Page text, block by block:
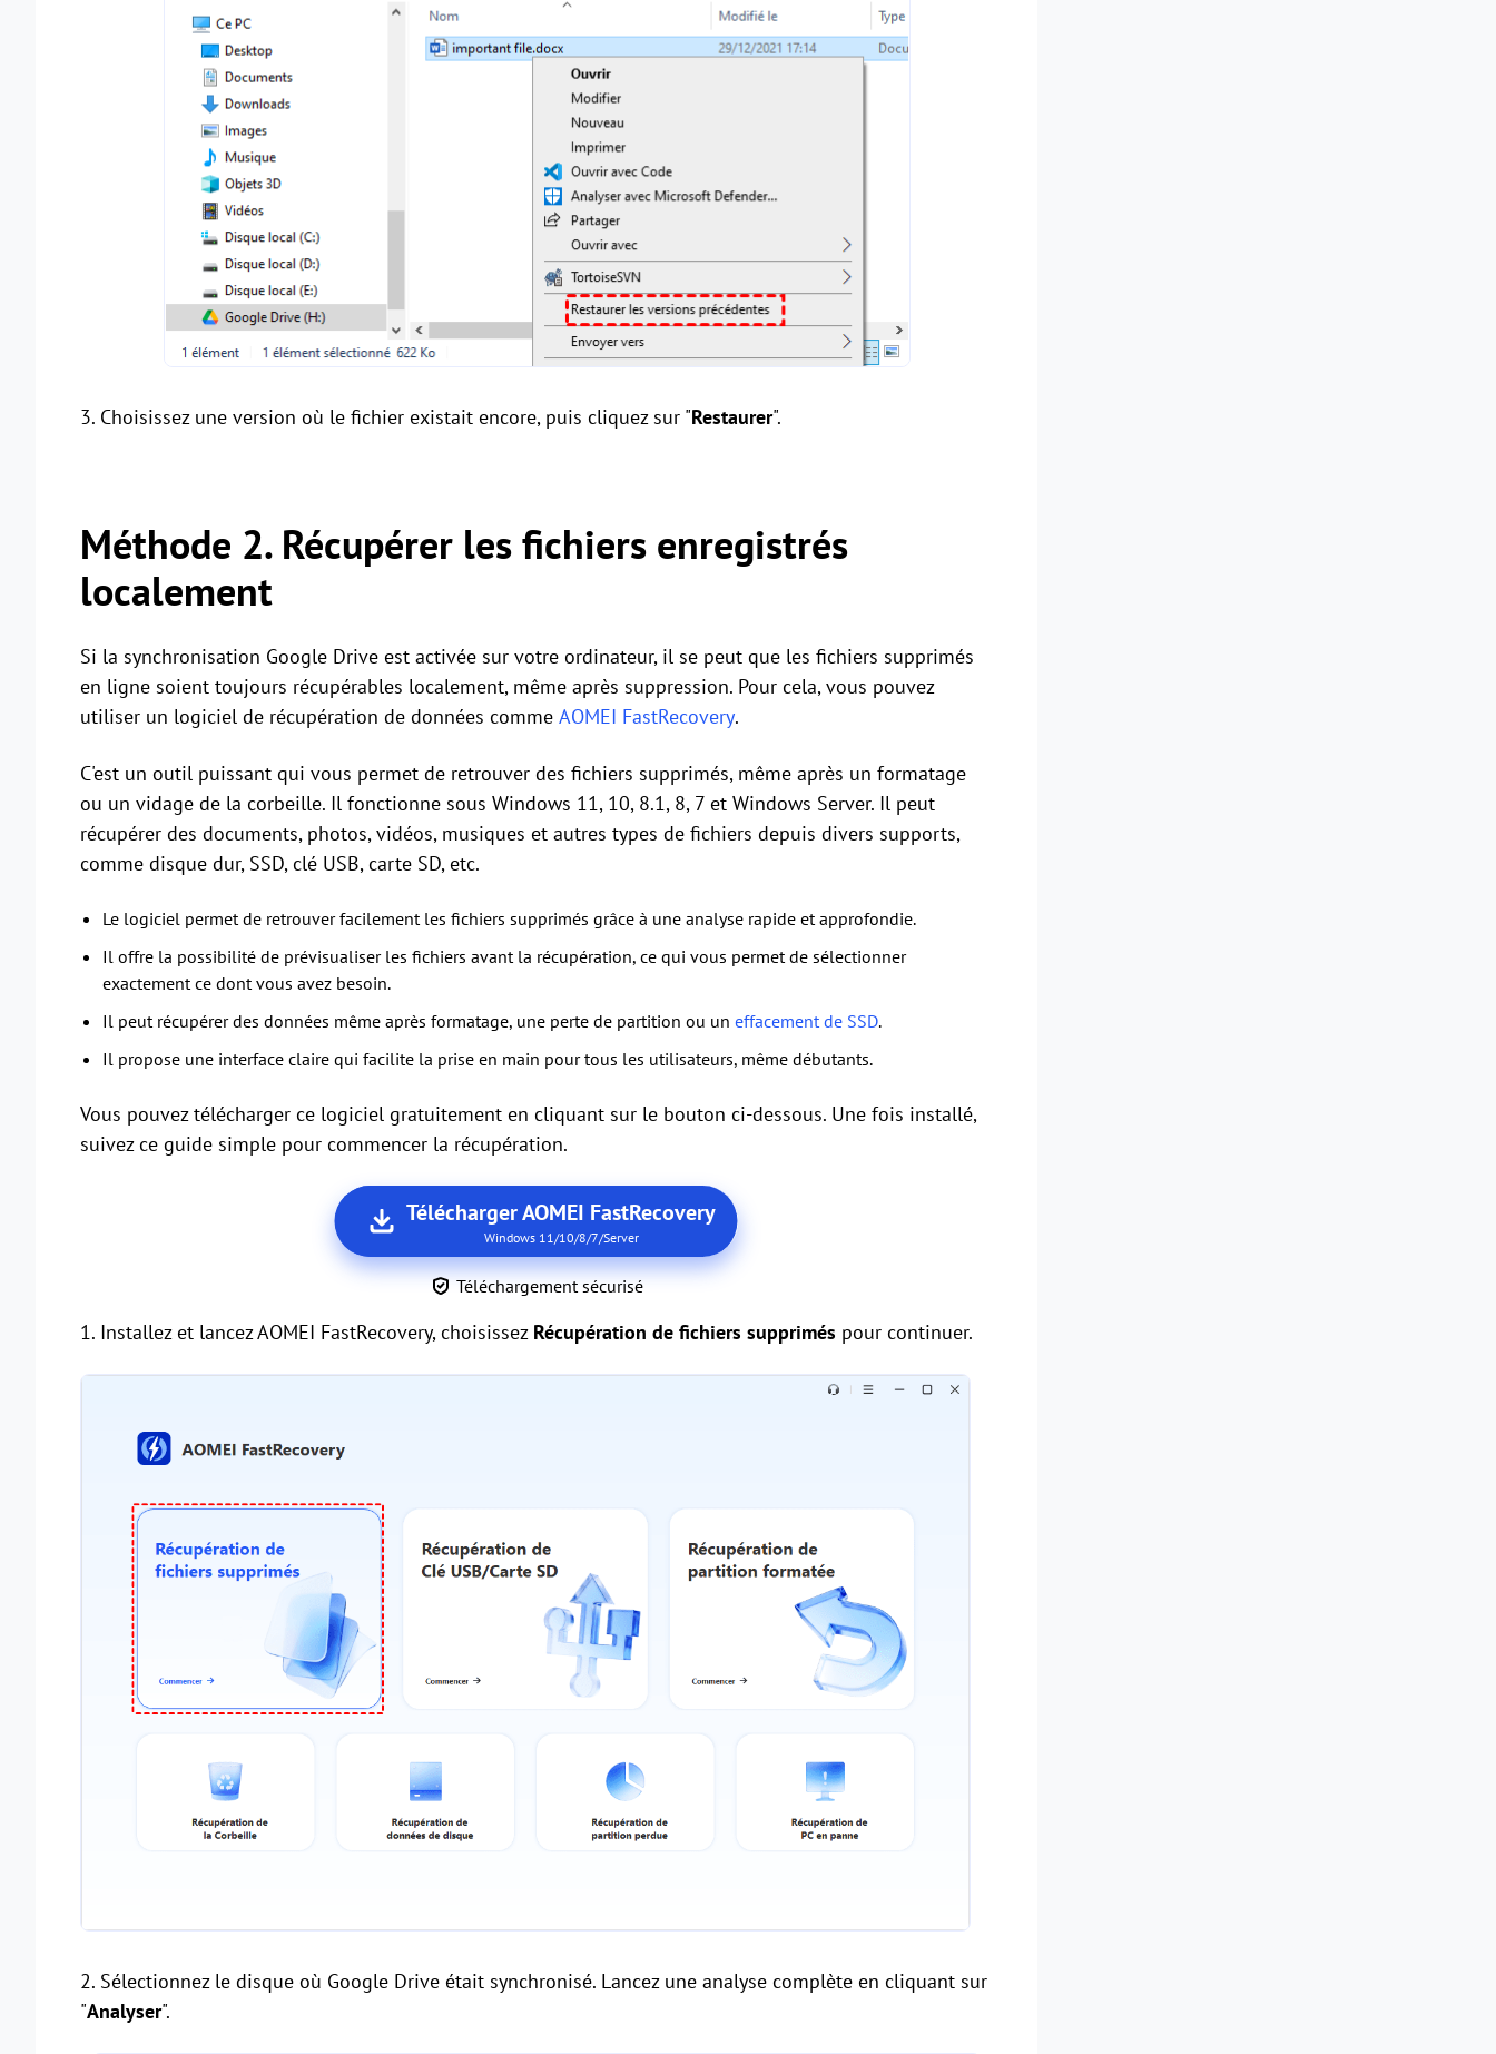
3. Choisissez une version où le fichier existait encore, puis cliquez sur "Restaurer".
Méthode 2. Récupérer les fichiers enregistrés
localement
Si la synchronisation Google Drive est activée sur votre ordinateur, il se peut que les fichiers supprimés
en ligne soient toujours récupérables localement, même après suppression. Pour cela, vous pouvez
utiliser un logiciel de récupération de données comme AOMEI FastRecovery.
C'est un outil puissant qui vous permet de retrouver des fichiers supprimés, même après un formatage
ou un vidage de la corbeille. Il fonctionne sous Windows 11, 10, 8.1, 8, 7 et Windows Server. Il peut
récupérer des documents, photos, vidéos, musiques et autres types de fichiers depuis divers supports,
comme disque dur, SSD, clé USB, carte SD, etc.
Le logiciel permet de retrouver facilement les fichiers supprimés grâce à une analyse rapide et approfondie.
Il offre la possibilité de prévisualiser les fichiers avant la récupération, ce qui vous permet de sélectionner
exactement ce dont vous avez besoin.
Il peut récupérer des données même après formatage, une perte de partition ou un effacement de SSD.
Il propose une interface claire qui facilite la prise en main pour tous les utilisateurs, même débutants.
Vous pouvez télécharger ce logiciel gratuitement en cliquant sur le bouton ci-dessous. Une fois installé,
suivez ce guide simple pour commencer la récupération.
Télécharger AOMEI FastRecovery
Windows 11/10/8/7/Server
Téléchargement sécurisé
1. Installez et lancez AOMEI FastRecovery, choisissez Récupération de fichiers supprimés pour continuer.
2. Sélectionnez le disque où Google Drive était synchronisé. Lancez une analyse complète en cliquant sur
"Analyser".